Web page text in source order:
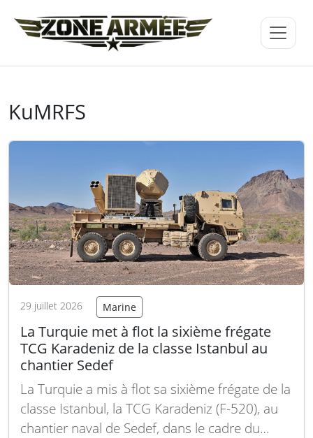
KuMRFS
29 juillet 2026 Marine
La Turquie met à flot la sixième frégate
TCG Karadeniz de la classe Istanbul au
chantier Sedef
La Turquie a mis à flot sa sixième frégate de la
classe Istanbul, la TCG Karadeniz (F-520), au
chantier naval de Sedef, dans le cadre du